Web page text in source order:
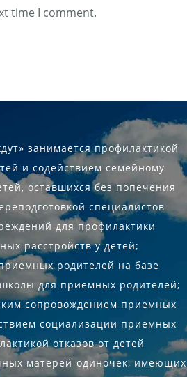
time I comment.
занимается профилактикой
и содействием семейному
оставшихся без попечения
специалистов
для профилактики
расстройств у детей;
родителей на базе
для приемных родителей;
сопровождением приемных
социализации приемных
отказов от детей
матерей-одиночек, имеющих